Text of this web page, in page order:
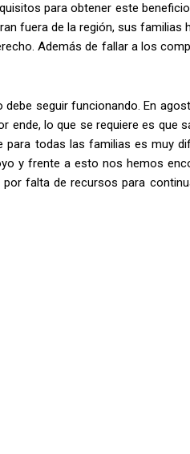
para obtener este
fuera de la región, sus familias
Además de fallar a los
debe seguir funcionando. En
lo que se requiere es que
todas las familias es muy
y frente a esto nos hemos
falta de recursos para